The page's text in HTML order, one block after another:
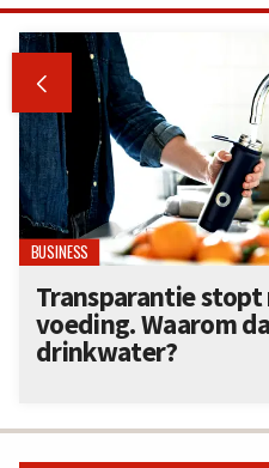

BUSINESS
Transparantie
voeding. Waarom
drinkwater?